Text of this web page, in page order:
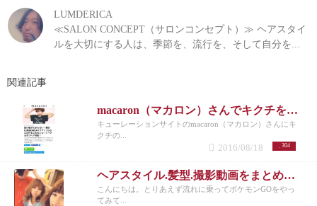
LUMDERICA
≪SALON CONCEPT（サロンコンセプト）≫ ヘアスタイ
ルを大切にする人は、季節を、流行を、そして自分を...
関連記事
macaron（マカロン）さんでキクチを紹介して頂きました！
キューレーションサイトのmacaron（マカロン）さんにキ
クチの...
304
2016/08/18
ヘアスタイル.髪型.撮影動画をまとめてみた|横浜元町美容室ラムデリカ/キクチ
こんにちは。とりあえず流れに乗ってポケモンGOをやっ
てみて...